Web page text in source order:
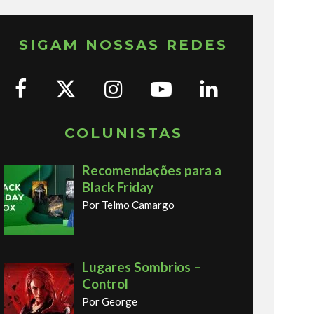
SIGAM NOSSAS REDES
COLUNISTAS
Recomendações para a
Black Friday
Por Telmo Camargo
Lugares Sombrios –
Control
Por George